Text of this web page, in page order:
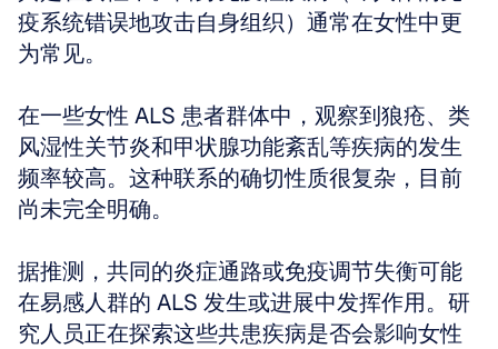
疫系统错误地攻击自身组织）通常在女性中更
为常见。
在一些女性 ALS 患者群体中，观察到狼疮、类
风湿性关节炎和甲状腺功能紊乱等疾病的发生
频率较高。这种联系的确切性质很复杂，目前
尚未完全明确。
据推测，共同的炎症通路或免疫调节失衡可能
在易感人群的 ALS 发生或进展中发挥作用。研
究人员正在探索这些共患疾病是否会影响女性